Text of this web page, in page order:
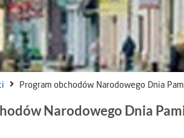
Program obchodów Narodowego Dnia
Narodowego Dnia